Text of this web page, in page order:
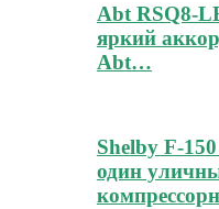
Abt RSQ8-
яркий
Abt…
Shelby F-
один